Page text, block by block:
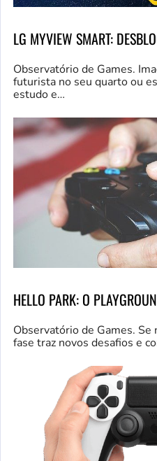
LG MYVIEW SMART:
Observatório de Games.
futurista no seu quarto ou
estudo e…
HELLO PARK: O
Observatório de Games. Se
fase traz novos desafios e